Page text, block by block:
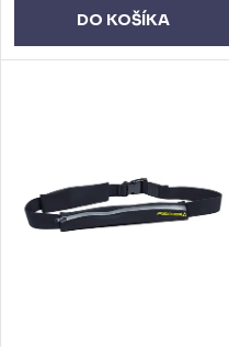
v
v
DO KOŠÍKA